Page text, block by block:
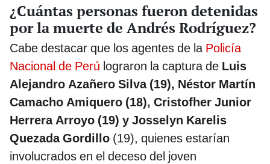
¿Cuántas personas fueron detenidas
por la muerte de Andrés Rodríguez?
Cabe destacar que los agentes de la Policía
Nacional de Perú lograron la captura de Luis
Alejandro Azañero Silva (19), Néstor Martín
Camacho Amiquero (18), Cristofher Junior
Herrera Arroyo (19) y Josselyn Karelis
Quezada Gordillo (19), quienes estarían
involucrados en el deceso del joven